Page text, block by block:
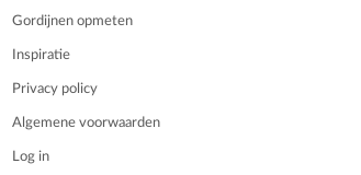
Gordijnen opmeten
Inspiratie
Privacy policy
Algemene voorwaarden
Log in